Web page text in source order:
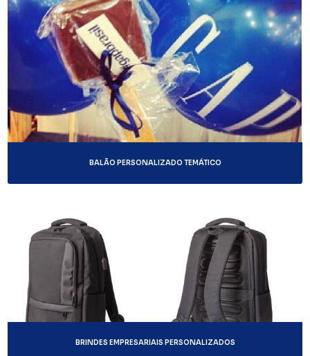
BALÃO PERSONALIZADO TEMÁTICO
BRINDES EMPRESARIAIS PERSONALIZADOS